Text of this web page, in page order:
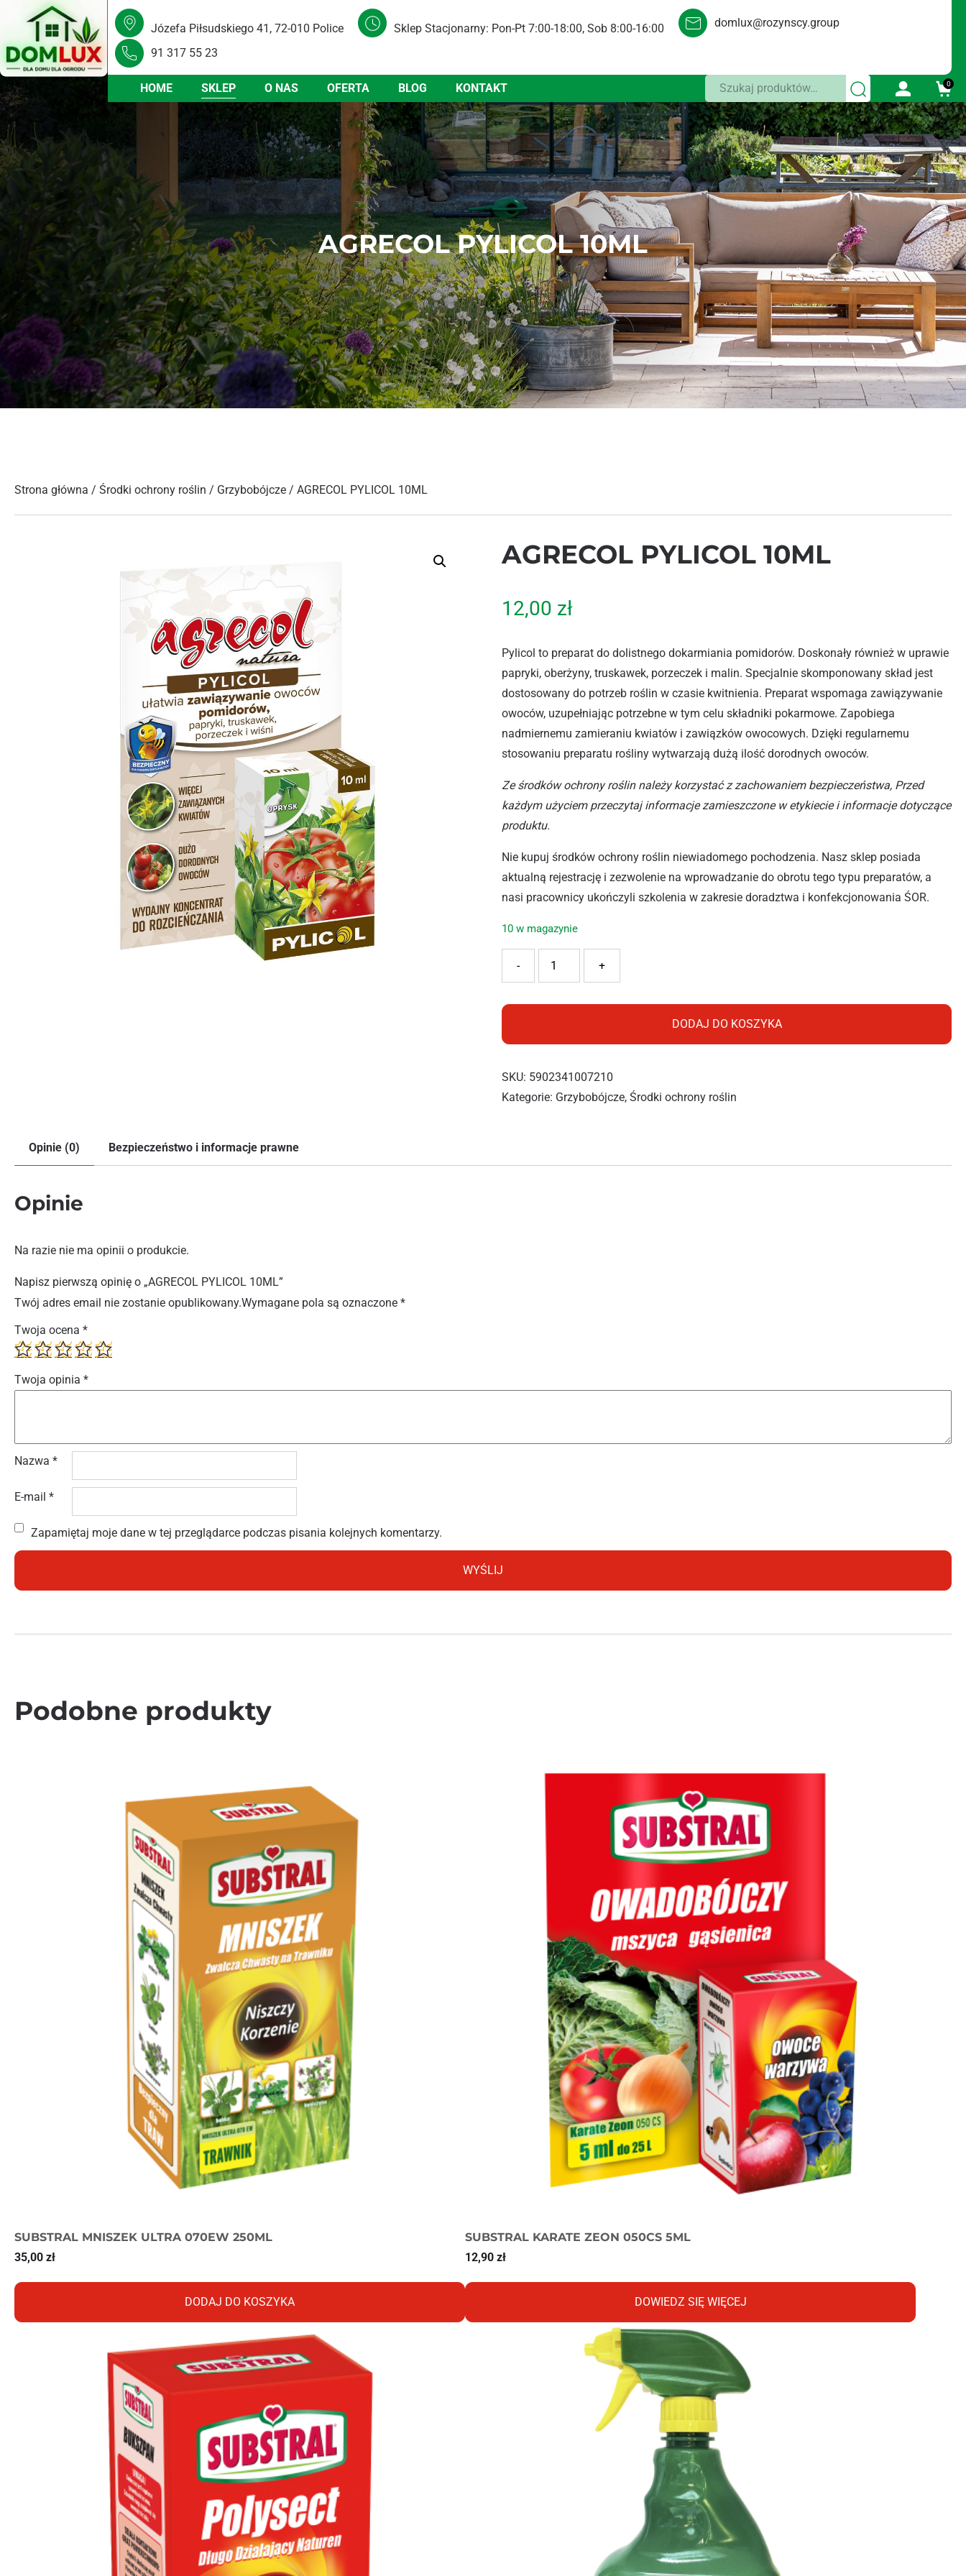
Józefa Piłsudskiego 41, 72-010 Police Sklep Stacjonarny: Pon-Pt 7:00-18:00, Sob 8:00-16:00 domlux@rozynscy.group
91 317 55 23
HOME SKLEP O NAS OFERTA BLOG KONTAKT Szukaj: 0
AGRECOL PYLICOL 10ML
Strona główna / Środki ochrony roślin / Grzybobójcze / AGRECOL PYLICOL 10ML
AGRECOL PYLICOL 10ML
12,00 zł
Pylicol to preparat do dolistnego dokarmiania pomidorów. Doskonały również w uprawie
papryki, oberżyny, truskawek, porzeczek i malin. Specjalnie skomponowany skład jest
dostosowany do potrzeb roślin w czasie kwitnienia. Preparat wspomaga zawiązywanie
owoców, uzupełniając potrzebne w tym celu składniki pokarmowe. Zapobiega
nadmiernemu zamieraniu kwiatów i zawiązków owocowych. Dzięki regularnemu
stosowaniu preparatu rośliny wytwarzają dużą ilość dorodnych owoców.
Ze środków ochrony roślin należy korzystać z zachowaniem bezpieczeństwa, Przed
każdym użyciem przeczytaj informacje zamieszczone w etykiecie i informacje dotyczące
produktu.
Nie kupuj środków ochrony roślin niewiadomego pochodzenia. Nasz sklep posiada
aktualną rejestrację i zezwolenie na wprowadzanie do obrotu tego typu preparatów, a
nasi pracownicy ukończyli szkolenia w zakresie doradztwa i konfekcjonowania ŚOR.
10 w magazynie
ilość AGRECOL PYLICOL 10ML
+
-
DODAJ DO KOSZYKA
SKU: 5902341007210
Kategorie: Grzybobójcze,Środki ochrony roślin
Opinie (0) Bezpieczeństwo i informacje prawne
Opinie
Na razie nie ma opinii o produkcie.
Napisz pierwszą opinię o „AGRECOL PYLICOL 10ML”
Twój adres email nie zostanie opublikowany.Wymagane pola są oznaczone *
Twoja ocena *
Twoja opinia *
Nazwa *
E-mail *
Zapamiętaj moje dane w tej przeglądarce podczas pisania kolejnych komentarzy.
Podobne produkty
SUBSTRAL MNISZEK ULTRA 070EW 250ML
35,00 zł
DODAJ DO KOSZYKA
SUBSTRAL KARATE ZEON 050CS 5ML
12,90 zł
DOWIEDZ SIĘ WIĘCEJ